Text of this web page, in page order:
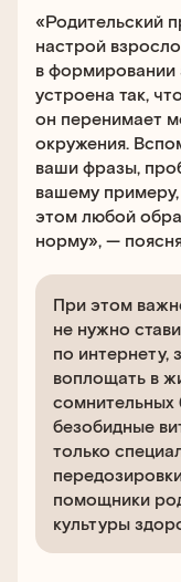
«Родительский
настрой
в формировании
устроена так,
он перенимает
окружения.
ваши фразы,
вашему
этом любой
норму», —
При этом
не нужно
по интернету,
воплощать в
сомнительных
безобидные
только
помощники
культуры